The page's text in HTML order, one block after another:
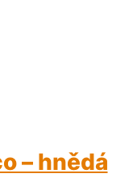
– hnědá